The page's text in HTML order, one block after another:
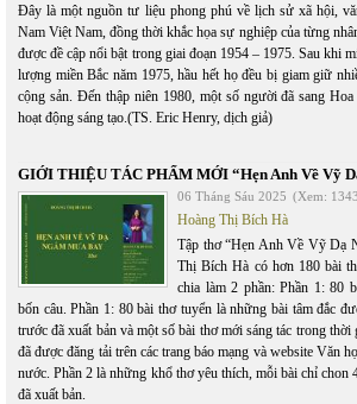
Đây là một nguồn tư liệu phong phú về lịch sử xã hội,
Nam Việt Nam, đồng thời khắc họa sự nghiệp của từng
được đề cập nổi bật trong giai đoạn 1954 – 1975. Sau khi
lượng miền Bắc năm 1975, hầu hết họ đều bị giam giữ
cộng sản. Đến thập niên 1980, một số người đã sang
hoạt động sáng tạo.(TS. Eric Henry, dịch giả)
GIỚI THIỆU TÁC PHẨM MỚI “Hẹn Anh Về Vỹ
06 Tháng Sáu 2025 (Xem:
Hoàng Thị Bích Hà
Tập thơ “Hẹn Anh Về Vỹ Dạ
Thị Bích Hà có hơn 180 bài
chia làm 2 phần: Phần 1: 80
bốn câu. Phần 1: 80 bài thơ tuyển là những bài tâm đắc
trước đã xuất bản và một số bài thơ mới sáng tác trong
đã được đăng tải trên các trang báo mạng và website Văn
nước. Phần 2 là những khổ thơ yêu thích, mỗi bài chỉ chon
đã xuất bản.